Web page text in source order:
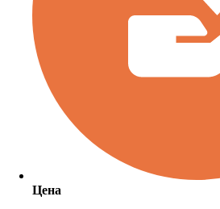
Цена